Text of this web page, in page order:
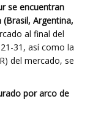
se encuentran
Argentina,
al final del
31, así como la
del mercado, se
por arco de